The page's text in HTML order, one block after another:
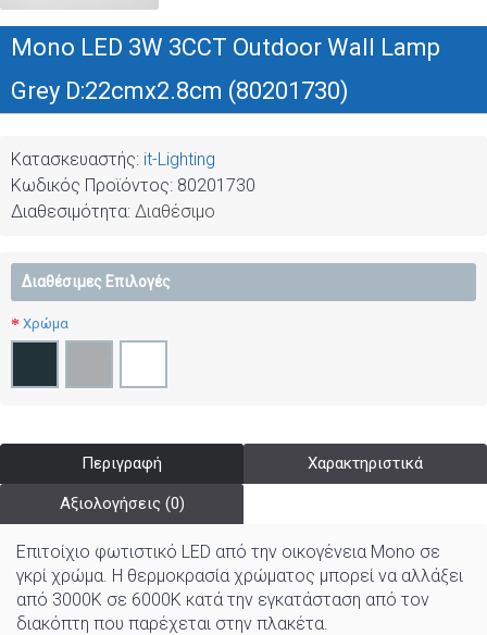
Mono LED 3W 3CCT Outdoor Wall Lamp
Grey D:22cmx2.8cm (80201730)
Κατασκευαστής: it-Lighting
Κωδικός Προϊόντος: 80201730
Διαθεσιμότητα: Διαθέσιμο
Διαθέσιμες Επιλογές
Χρώμα
Περιγραφή Χαρακτηριστικά
Αξιολογήσεις (0)
Επιτοίχιο φωτιστικό LED από την οικογένεια Mono σε
γκρί χρώμα. Η θερμοκρασία χρώματος μπορεί να αλλάξει
από 3000K σε 6000K κατά την εγκατάσταση από τον
διακόπτη που παρέχεται στην πλακέτα.